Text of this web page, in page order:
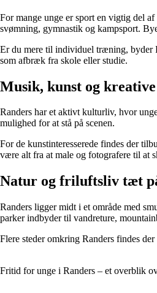
For mange unge er sport en vigtig del
svømning, gymnastik og kampsport.
Er du mere til individuel træning, byder
som afbræk fra skole eller studie.
Musik, kunst og
Randers har et aktivt kulturliv, hvor
mulighed for at stå på scenen.
For de kunstinteresserede findes der
være alt fra at male og fotografere til at
Natur og friluftsliv tæt
Randers ligger midt i et område med
parker indbyder til vandreture,
Flere steder omkring Randers findes
Fritid for unge i Randers – et overblik